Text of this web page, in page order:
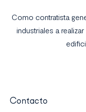
Como contratista
industriales a
Contacto